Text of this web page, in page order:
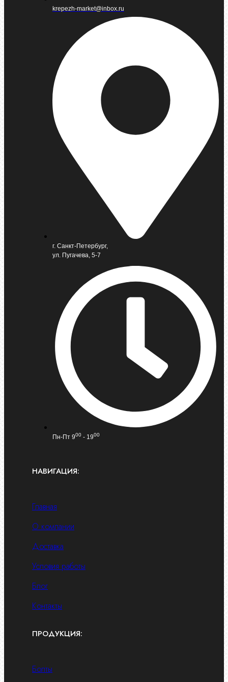
krepezh-market@inbox.ru
г. Санкт-Петербург,
ул. Пугачева, 5-7
Пн-Пт 900 - 1900
НАВИГАЦИЯ:
Главная
О компании
Доставка
Условия работы
Блог
Контакты
ПРОДУКЦИЯ:
Болты